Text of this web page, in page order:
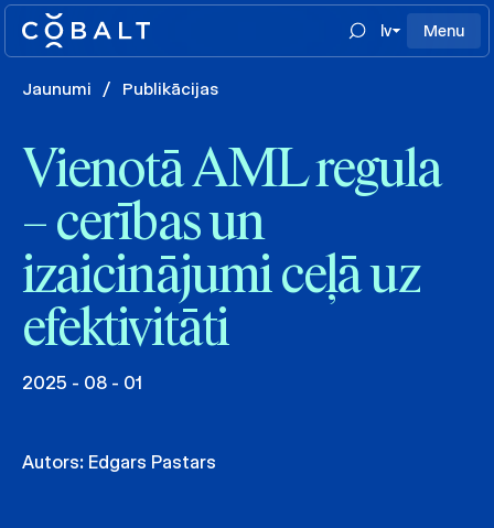
lv Menu
Jaunumi / Publikācijas
Vienotā AML regula
– cerības un
izaicinājumi ceļā uz
efektivitāti
2025 - 08 - 01
Autors: Edgars Pastars